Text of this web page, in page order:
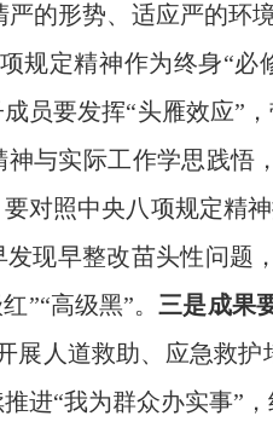
的形势、适应严的环
规定精神作为终身“必
员要发挥“头雁效应”
与实际工作学思践悟
对照中央八项规定精
现早整改苗头性问题
”“高级黑”。 三是成果
展人道救助、应急救
进“我为群众办实事”